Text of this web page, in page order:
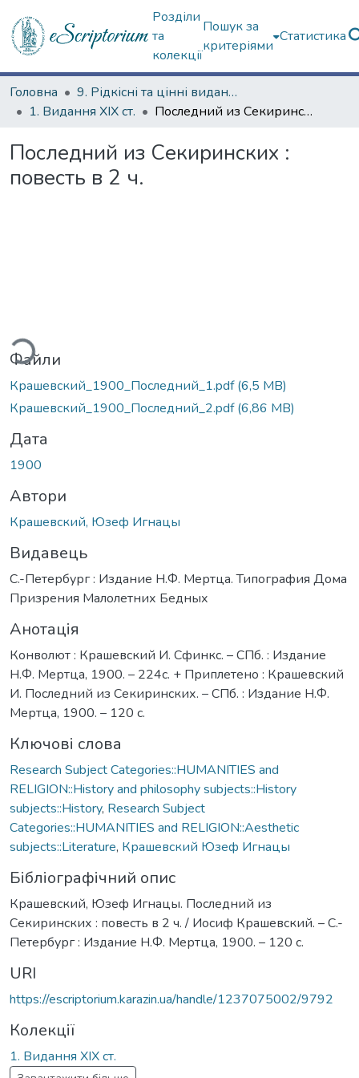
Розділи
та
колекції
Пошук за
критеріями
Статистика
Головна
9. Рідкісні та цінні видання
1. Видання ХІХ ст.
Последний из Секиринских : повесть в 2 ч.
Последний из Секиринских :
повесть в 2 ч.
Файли
Крашевский_1900_Последний_1.pdf(6,5 MB)
Крашевский_1900_Последний_2.pdf(6,86 MB)
Дата
1900
Автори
Крашевский, Юзеф Игнацы
Видавець
С.-Петербург : Издание Н.Ф. Мертца. Типография Дома
Призрения Малолетних Бедных
Анотація
Конволют : Крашевский И. Сфинкс. – СПб. : Издание
Н.Ф. Мертца, 1900. – 224с. + Приплетено : Крашевский
И. Последний из Секиринских. – СПб. : Издание Н.Ф.
Мертца, 1900. – 120 с.
Ключові слова
Research Subject Categories::HUMANITIES and
RELIGION::History and philosophy subjects::History
subjects::History, Research Subject
Categories::HUMANITIES and RELIGION::Aesthetic
subjects::Literature, Крашевский Юзеф Игнацы
Бібліографічний опис
Крашевский, Юзеф Игнацы. Последний из
Секиринских : повесть в 2 ч. / Иосиф Крашевский. – С.-
Петербург : Издание Н.Ф. Мертца, 1900. – 120 с.
URI
https://escriptorium.karazin.ua/handle/1237075002/9792
Колекції
1. Видання ХІХ ст.